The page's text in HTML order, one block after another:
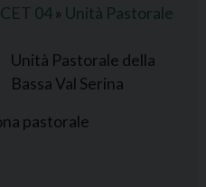
04» Unità Pastorale
Unità Pastorale della
Bassa Val Serina
pastorale